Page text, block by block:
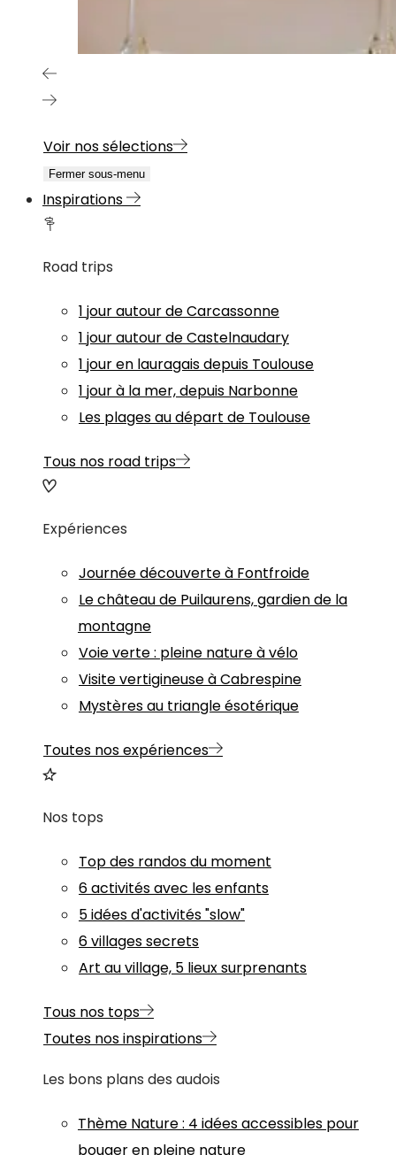
Voir nos sélections
Fermer sous-menu
Inspirations
Road trips
1 jour autour de Carcassonne
1 jour autour de Castelnaudary
1 jour en lauragais depuis Toulouse
1 jour à la mer, depuis Narbonne
Les plages au départ de Toulouse
Tous nos road trips
Expériences
Journée découverte à Fontfroide
Le château de Puilaurens, gardien de la
montagne
Voie verte : pleine nature à vélo
Visite vertigineuse à Cabrespine
Mystères au triangle ésotérique
Toutes nos expériences
Nos tops
Top des randos du moment
6 activités avec les enfants
5 idées d'activités "slow"
6 villages secrets
Art au village, 5 lieux surprenants
Tous nos tops
Toutes nos inspirations
Les bons plans des audois
Thème Nature: 4 idées accessibles pour
bouger en pleine nature